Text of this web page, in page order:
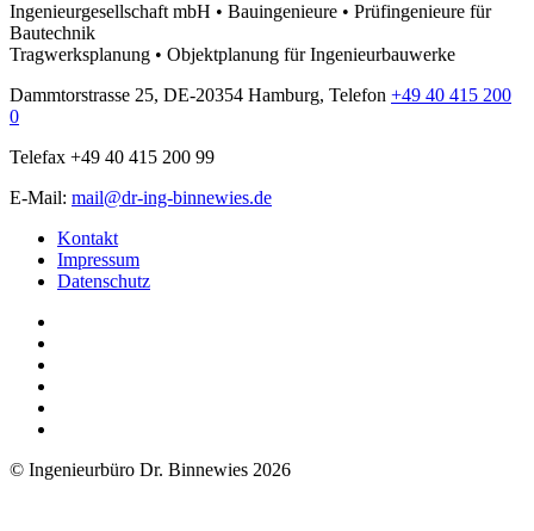
Ingenieurgesellschaft mbH • Bauingenieure • Prüfingenieure für
Bautechnik
Tragwerksplanung • Objektplanung für Ingenieurbauwerke
Dammtorstrasse 25, DE-20354 Hamburg, Telefon +49 40 415 200
0
Telefax +49 40 415 200 99
E-Mail: mail@dr-ing-binnewies.de
Kontakt
Impressum
Datenschutz
© Ingenieurbüro Dr. Binnewies 2026